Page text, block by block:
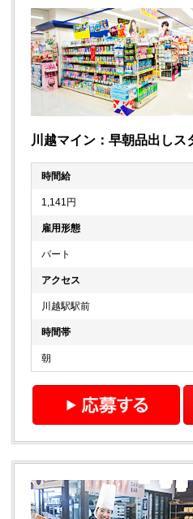
川越マイン：早朝品出しス
時間給
1,141円
雇用形態
パート
アクセス
川越駅駅前
時間帯
朝